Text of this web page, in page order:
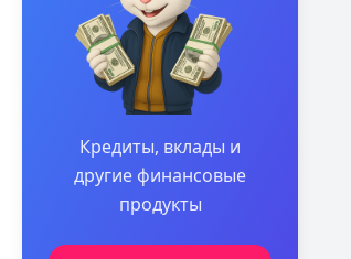
Кредиты, вклады и
другие финансовые
продукты